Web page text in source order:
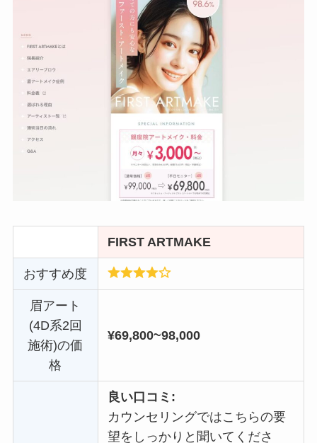
FIRST ARTMAKE
おすすめ度
眉アート
(4D系2回
施術)の価
格
¥69,800~98,000
良い口コミ:
カウンセリングではこちらの要
望をしっかりと聞いてくださ